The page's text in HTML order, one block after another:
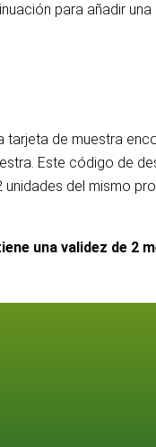
para añadir una
tarjeta de muestra
Este código de
unidades del mismo
una validez de 2